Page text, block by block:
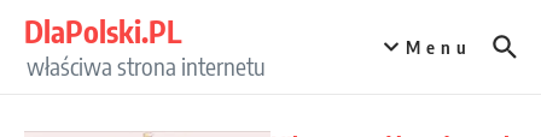
DlaPolski.PL
właściwa strona internetu
Menu